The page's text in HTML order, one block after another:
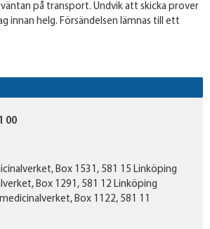
på transport. Undvik att skicka prover
innan helg. Försändelsen lämnas till ett
00
Box 1531, 581 15 Linköping
Box 1291, 581 12 Linköping
Box 1122, 581 11